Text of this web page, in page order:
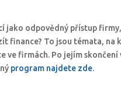
jako odpovědný přístup
finance? To jsou témata,
firmách. Po jejím skončení
program najdete zde.